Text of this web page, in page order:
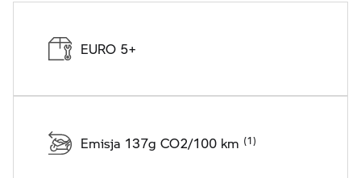
EURO 5+
Emisja 137g CO2/100 km